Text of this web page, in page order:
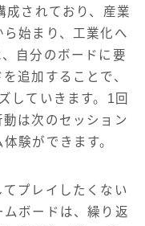
成されており、産業
始まり、工業化へ
自分のボードに要
追加することで、
していきます。1回
は次のセッション
験ができます。
プレイしたくない
ボードは、繰り返